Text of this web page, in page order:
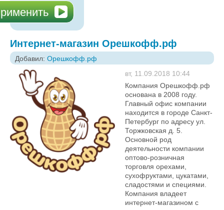
Интернет-магазин Орешкофф.рф
Добавил: Орешкофф.рф
вт, 11.09.2018 10:44
Компания Орешкофф.рф
основана в 2008 году.
Главный офис компании
находится в городе Санкт-
Петербург по адресу ул.
Торжковская д. 5.
Основной род
деятельности компании
оптово-розничная
торговля орехами,
сухофруктами, цукатами,
сладостями и специями.
Компания владеет
интернет-магазином с